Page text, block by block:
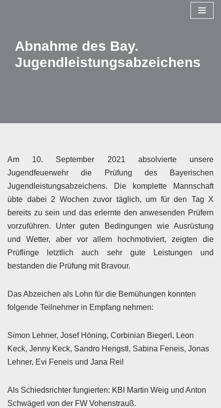
Inhalt
Abnahme des Bay.
Jugendleistungsabzeichens
Am 10. September 2021 absolvierte unsere
Jugendfeuerwehr die Prüfung des Bayerischen
Jugendleistungsabzeichens. Die komplette Mannschaft
übte dabei 2 Wochen zuvor täglich, um für den Tag X
bereits zu sein und das erlernte den anwesenden Prüfern
vorzuführen. Unter guten Bedingungen wie Ausrüstung
und Wetter, aber vor allem hochmotiviert, zeigten die
Prüflinge letztlich auch sehr gute Leistungen und
bestanden die Prüfung mit Bravour.
Das Abzeichen als Lohn für die Bemühungen konnten
folgende Teilnehmer in Empfang nehmen:
Simon Lehner, Josef Höning, Corbinian Biegerl, Leon
Keck, Jenny Keck, Sandro Hengstl, Sabina Feneis, Jonas
Lehner, Evi Feneis und Jana Reil
Als Schiedsrichter fungierten: KBI Martin Weig und Anton
Schwägerl von der FW Vohenstrauß.